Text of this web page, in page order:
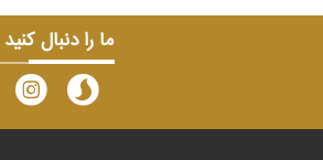
ما را دنبال کنید